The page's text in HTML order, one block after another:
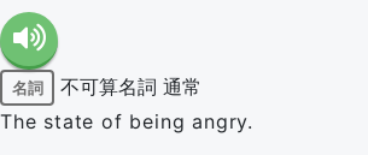
名詞 不可算名詞 通常
The state of being angry.